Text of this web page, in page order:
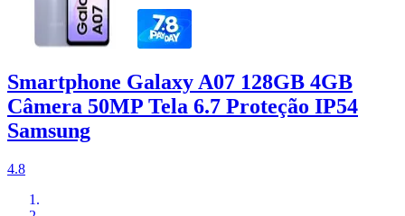
Smartphone Galaxy A07 128GB 4GB
Câmera 50MP Tela 6.7 Proteção IP54
Samsung
4.8